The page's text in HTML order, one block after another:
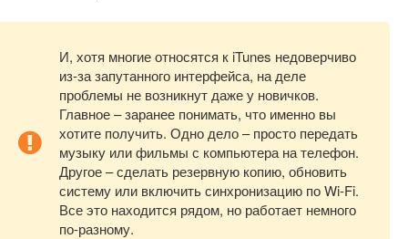
И, хотя многие относятся к iTunes недоверчиво
из-за запутанного интерфейса, на деле
проблемы не возникнут даже у новичков.
Главное – заранее понимать, что именно вы
хотите получить. Одно дело – просто передать
музыку или фильмы с компьютера на телефон.
Другое – сделать резервную копию, обновить
систему или включить синхронизацию по Wi-Fi.
Все это находится рядом, но работает немного
по-разному.